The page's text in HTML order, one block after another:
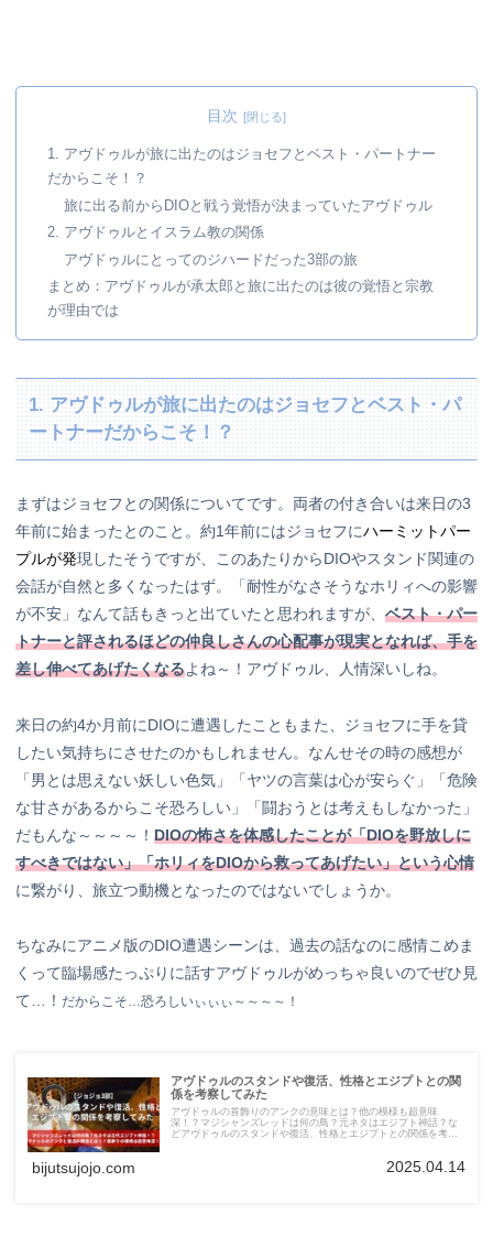
目次
1. アヴドゥルが旅に出たのはジョセフとベスト・パートナー
だからこそ！？
旅に出る前からDIOと戦う覚悟が決まっていたアヴドゥル
2. アヴドゥルとイスラム教の関係
アヴドゥルにとってのジハードだった3部の旅
まとめ：アヴドゥルが承太郎と旅に出たのは彼の覚悟と宗教
が理由では
1. アヴドゥルが旅に出たのはジョセフとベスト・パ
ートナーだからこそ！？
まずはジョセフとの関係についてです。両者の付き合いは来日の3
年前に始まったとのこと。約1年前にはジョセフにハーミットパー
プルが発現したそうですが、このあたりからDIOやスタンド関連の
会話が自然と多くなったはず。「耐性がなさそうなホリィへの影響
が不安」なんて話もきっと出ていたと思われますが、 ベスト・パー
トナーと評されるほどの仲良しさんの心配事が現実となれば、手を
差し伸べてあげたくなるよね～！アヴドゥル、人情深いしね。
来日の約4か月前にDIOに遭遇したこともまた、ジョセフに手を貸
したい気持ちにさせたのかもしれません。なんせその時の感想が
「男とは思えない妖しい色気」「ヤツの言葉は心が安らぐ」「危険
な甘さがあるからこそ恐ろしい」「闘おうとは考えもしなかった」
だもんな～～～～！ DIOの怖さを体感したことが「DIOを野放しに
すべきではない」「ホリィをDIOから救ってあげたい」という心情
に繋がり、旅立つ動機となったのではないでしょうか。
ちなみにアニメ版のDIO遭遇シーンは、過去の話なのに感情こめま
くって臨場感たっぷりに話すアヴドゥルがめっちゃ良いのでぜひ見
て…！ だからこそ…恐ろしいぃぃぃ～～～～！
アヴドゥルのスタンドや復活、性格とエジプトとの関
係を考察してみた
アヴドゥルの首飾りのアンクの意味とは？他の模様も超意味
深！？マジシャンズレッドは何の鳥？元ネタはエジプト神話？な
どアヴドゥルのスタンドや復活、性格とエジプトとの関係を考察
bijutsujojo.com 2025.04.14